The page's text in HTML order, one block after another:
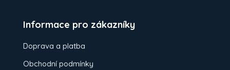
Informace pro zákazníky
Doprava a platba
Obchodní podmínky